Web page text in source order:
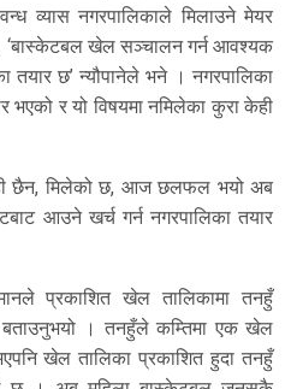
व्यास नगरपालिकाले मिलाउने मेयर
। ‘बास्केटबल खेल सञ्चालन गर्न आवश्यक
तयार छ’ न्यौपानेले भने । नगरपालिका
भएको र यो विषयमा नमिलेका कुरा केही
छैन, मिलेको छ, आज छलफल भयो अब
आउने खर्च गर्न नगरपालिका तयार
प्रकाशित खेल तालिकामा तनहुँ
। तनहुँले कम्तिमा एक खेल
खेल तालिका प्रकाशित हुदा तनहुँ